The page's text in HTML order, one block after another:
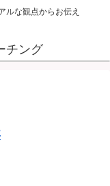
ルな観点からお伝え
チング